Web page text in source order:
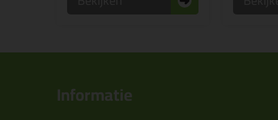
Informatie